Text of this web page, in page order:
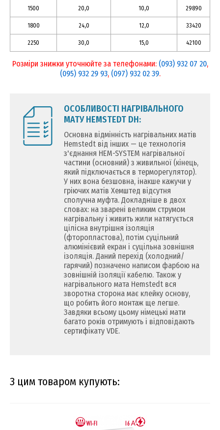
1500 20,0 10,0 29890
1800 24,0 12,0 33420
2250 30,0 15,0 42100
Розміри знижки уточнюйте за телефонами: (093) 932 07 20,
(095) 932 29 93, (097) 932 02 39.
ОСОБЛИВОСТІ НАГРІВАЛЬНОГО
МАТУ HEMSTEDT DH:
Основна відмінність нагрівальних матів
Hemstedt від інших — це технологія
з'єднання HEM-SYSTEM нагрівальної
частини (основний) з живильної (кінець,
який підключається в терморегулятор).
У них вона безшовна, інакше кажучи у
гріючих матів Хемштед відсутня
сполучна муфта. Докладніше в двох
словах: на зварені великим струмом
нагрівальну і живить жили натягується
цілісна внутрішня ізоляція
(фторопластова), потім суцільний
алюмінієвий екран і суцільна зовнішня
ізоляція. Даний перехід (холодний/
гарячий) позначено написом фарбою на
зовнішній ізоляції кабелю. Також у
нагрівального мата Hemstedt вся
зворотна сторона має клейку основу,
що робить його монтаж ще легше.
Завдяки всьому цьому німецькі мати
багато років отримують і відповідають
сертифікату VDE.
З цим товаром купують: